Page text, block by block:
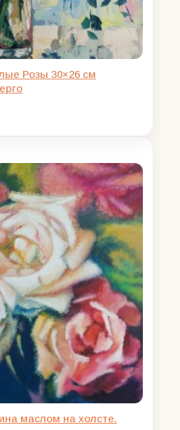
Розы 30×26 см
маслом на холсте.